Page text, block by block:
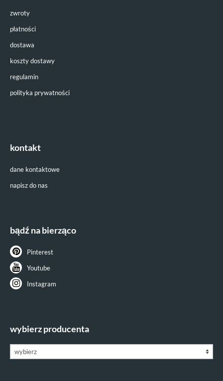
zwroty
płatności
dostawa
koszty dostawy
regulamin
polityka prywatności
kontakt
dane kontaktowe
napisz do nas
bądź na bierząco
Pinterest
Youtube
Instagram
wybierz producenta